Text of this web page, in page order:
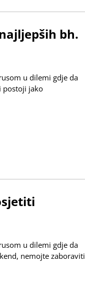
bh.
u dilemi gdje da
postoji jako
u dilemi gdje da
nemojte zaboraviti